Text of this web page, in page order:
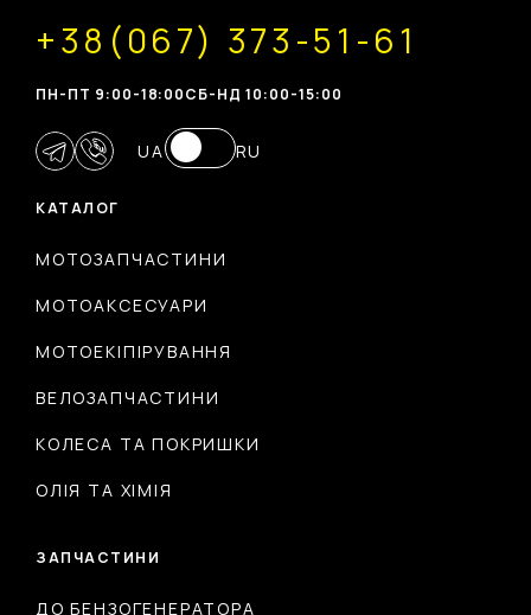
КАТАЛОГ
МОТОЗАПЧАСТИНИ
МОТОАКСЕСУАРИ
МОТОЕКІПІРУВАННЯ
ВЕЛОЗАПЧАСТИНИ
КОЛЕСА ТА ПОКРИШКИ
ОЛІЯ ТА ХІМІЯ
ЗАПЧАСТИНИ
ДО БЕНЗОГЕНЕРАТОРА
+38(067) 373-51-61
ПН-ПТ 9:00-18:00CБ-НД 10:00-15:00
UA RU